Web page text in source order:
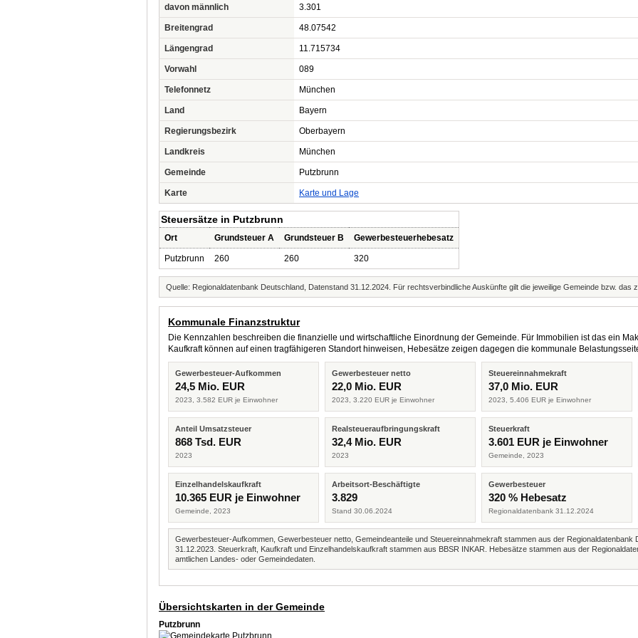
davon männlich 3.301
Breitengrad 48.07542
Längengrad 11.715734
Vorwahl 089
Telefonnetz München
Land Bayern
Regierungsbezirk Oberbayern
Landkreis München
Gemeinde Putzbrunn
Karte Karte und Lage
Steuersätze in Putzbrunn
Ort Grundsteuer A Grundsteuer B Gewerbesteuerhebesatz
Putzbrunn 260 260 320
Quelle: Regionaldatenbank Deutschland, Datenstand 31.12.2024. Für rechtsverbindliche Auskünfte gilt die jeweilige Gemeinde bzw. das
Kommunale Finanzstruktur
Die Kennzahlen beschreiben die finanzielle und wirtschaftliche Einordnung der Gemeinde. Für Immobilien ist das ein
Kaufkraft können auf einen tragfähigeren Standort hinweisen, Hebesätze zeigen dagegen die kommunale
Gewerbesteuer-Aufkommen
24,5 Mio. EUR
2023, 3.582 EUR je Einwohner
Gewerbesteuer netto
22,0 Mio. EUR
2023, 3.220 EUR je Einwohner
Steuereinnahmekraft
37,0 Mio. EUR
2023, 5.406 EUR je Einwohner
Anteil Umsatzsteuer
868 Tsd. EUR
2023
Realsteueraufbringungskraft
32,4 Mio. EUR
2023
Steuerkraft
3.601 EUR je Einwohner
Gemeinde, 2023
Einzelhandelskaufkraft
10.365 EUR je Einwohner
Gemeinde, 2023
Arbeitsort-Beschäftigte
3.829
Stand 30.06.2024
Gewerbesteuer
320 % Hebesatz
Regionaldatenbank 31.12.2024
Gewerbesteuer-Aufkommen, Gewerbesteuer netto, Gemeindeanteile und Steuereinnahmekraft stammen aus der
31.12.2023. Steuerkraft, Kaufkraft und Einzelhandelskaufkraft stammen aus BBSR INKAR. Hebesätze stammen aus der
amtlichen Landes- oder Gemeindedaten.
Übersichtskarten in der Gemeinde
Putzbrunn